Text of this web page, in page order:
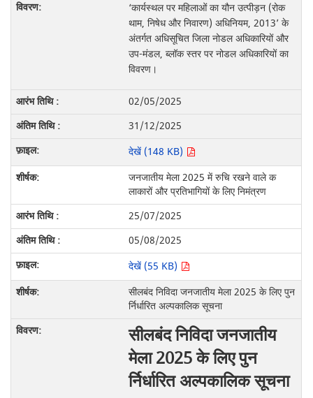
‘कार्यस्थल पर महिलाओं का यौन उत्पीड़न (रोक
थाम, निषेध और निवारण) अधिनियम, 2013’ के
अंतर्गत अधिसूचित जिला नोडल अधिकारियों और
उप-मंडल, ब्लॉक स्तर पर नोडल अधिकारियों का
विवरण।
02/05/2025
31/12/2025
देखें (148 KB)
जनजातीय मेला 2025 में रुचि रखने वाले क
लाकारों और प्रतिभागियों के लिए निमंत्रण
25/07/2025
05/08/2025
देखें (55 KB)
सीलबंद निविदा जनजातीय मेला 2025 के लिए पुन
र्निर्धारित अल्पकालिक सूचना
सीलबंद निविदा जनजातीय
मेला 2025 के लिए पुन
र्निर्धारित अल्पकालिक सूचना